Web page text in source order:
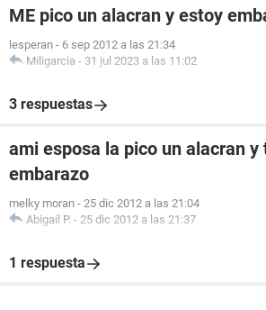
ME pico un alacran y estoy
lesperan - 6 sep 2012 a las 21:34
Miligarcia - 31 jul 2023 a las 11:02
3 respuestas
ami esposa la pico un alacran y
embarazo
melky moran - 25 dic 2012 a las 21:04
Abigail P. - 25 dic 2012 a las 21:37
1 respuesta